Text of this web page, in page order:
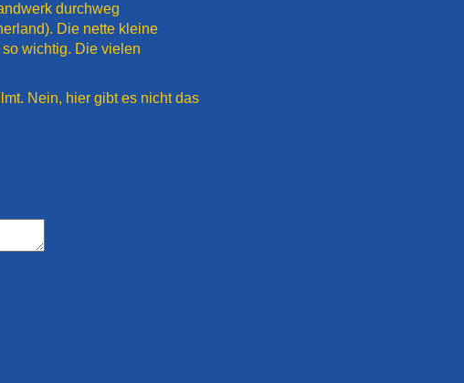
durchweg
Die nette kleine
wichtig. Die vielen
Nein, hier gibt es nicht das